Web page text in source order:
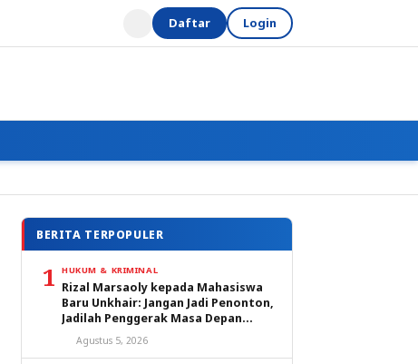
Daftar Login
BERITA TERPOPULER
1 HUKUM & KRIMINAL
Rizal Marsaoly kepada Mahasiswa
Baru Unkhair: Jangan Jadi Penonton,
Jadilah Penggerak Masa Depan
Ternate dan Maluku Utara
Agustus 5, 2026